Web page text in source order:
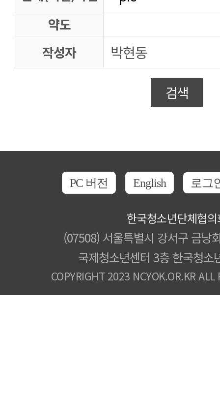
약도
작성자
박현동
검색
PC 버전 English 로그
한국청소년단체협
(07508) 서울특별시 강서구 금낭
국제청소년센터 3층 한국청소
COPYRIGHT 2023 NCYOK.OR.KR ALL